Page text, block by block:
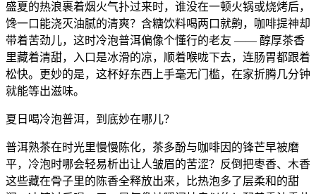
盛夏的热浪裹着烟火气扑过来时，谁没在一顿火锅或烧烤后，
馋一口能浇灭油腻的清爽？含糖饮料喝两口就齁，咖啡提神却
带着苦劲儿，这时冷泡普洱偏像个懂行的老友 —— 醇厚茶香
里藏着清甜，入口是冰滑的凉，顺着喉咙下去，连肠胃都跟着
松快。更妙的是，这杯好东西上手毫无门槛，在家折腾几分钟
就能等出滋味。
夏日喝冷泡普洱，到底妙在哪儿？
普洱熟茶在时光里慢慢陈化，茶多酚与咖啡因的锋芒早被磨
平，冷泡时哪会轻易析出让人皱眉的苦涩？反倒把枣香、木香
这些藏在骨子里的陈香全释放出来，比热泡多了层柔和的甜